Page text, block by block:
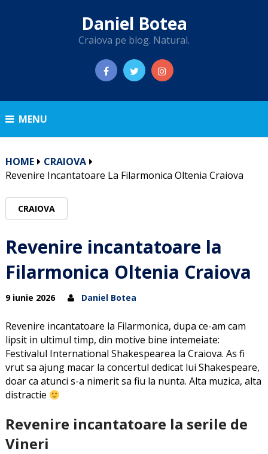
Daniel Botea
Craiova pe blog. Natural.
MENU
HOME
CRAIOVA
Revenire Incantatoare La Filarmonica Oltenia Craiova
CRAIOVA
Revenire incantatoare la
Filarmonica Oltenia Craiova
9 iunie 2026 Daniel Botea
Revenire incantatoare la Filarmonica, dupa ce-am cam
lipsit in ultimul timp, din motive bine intemeiate:
Festivalul International Shakespearea la Craiova. As fi
vrut sa ajung macar la concertul dedicat lui Shakespeare,
doar ca atunci s-a nimerit sa fiu la nunta. Alta muzica, alta
distractie
Revenire incantatoare la serile de
Vineri